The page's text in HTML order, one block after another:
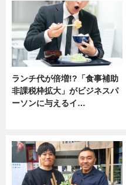
ランチ代が倍増!?「食事補助
非課税枠拡大」がビジネスパ
ーソンに与えるイ…